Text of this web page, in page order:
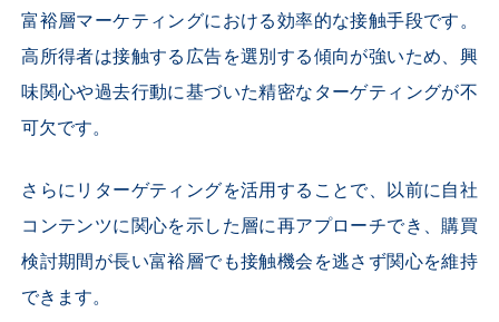
富裕層マーケティングにおける効率的な接触手段です。
高所得者は接触する広告を選別する傾向が強いため、興
味関心や過去行動に基づいた精密なターゲティングが不
可欠です。
さらにリターゲティングを活用することで、以前に自社
コンテンツに関心を示した層に再アプローチでき、購買
検討期間が長い富裕層でも接触機会を逃さず関心を維持
できます。